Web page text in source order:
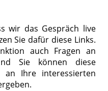
wir das Gespräch live
Sie dafür diese Links.
auch Fragen an
Sie können diese
an Ihre interessierten